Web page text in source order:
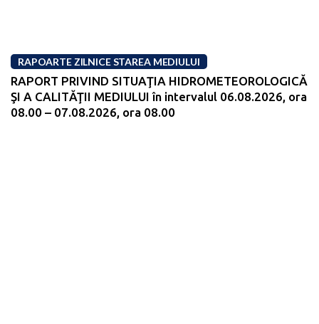
RAPOARTE ZILNICE STAREA MEDIULUI
RAPORT PRIVIND SITUAŢIA HIDROMETEOROLOGICĂ
ŞI A CALITĂŢII MEDIULUI în intervalul 06.08.2026, ora
08.00 – 07.08.2026, ora 08.00